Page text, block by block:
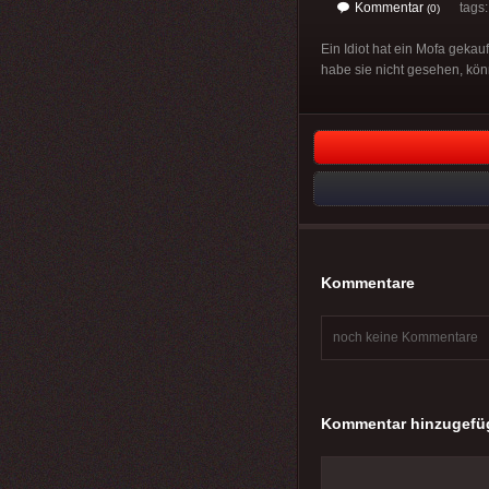
Kommentar (0)
Ein Idiot hat ein Mofa
habe sie nicht gesehen,
Kommentare
noch keine Kommentare
Kommentar